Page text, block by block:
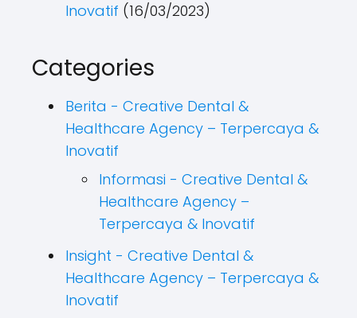
Inovatif (16/03/2023)
Categories
Berita - Creative Dental &
Healthcare Agency – Terpercaya &
Inovatif
Informasi - Creative Dental &
Healthcare Agency –
Terpercaya & Inovatif
Insight - Creative Dental &
Healthcare Agency – Terpercaya &
Inovatif